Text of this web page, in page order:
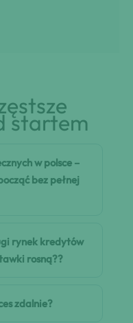
startem
w polsce –
bez pełnej
rynek kredytów
rosną??
zdalnie?